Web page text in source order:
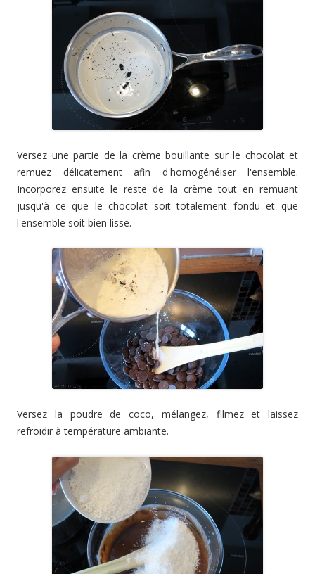
Versez une partie de la crème bouillante sur le chocolat et
remuez délicatement afin d'homogénéiser l'ensemble.
Incorporez ensuite le reste de la crème tout en remuant
jusqu'à ce que le chocolat soit totalement fondu et que
l'ensemble soit bien lisse.
Versez la poudre de coco, mélangez, filmez et laissez
refroidir à température ambiante.